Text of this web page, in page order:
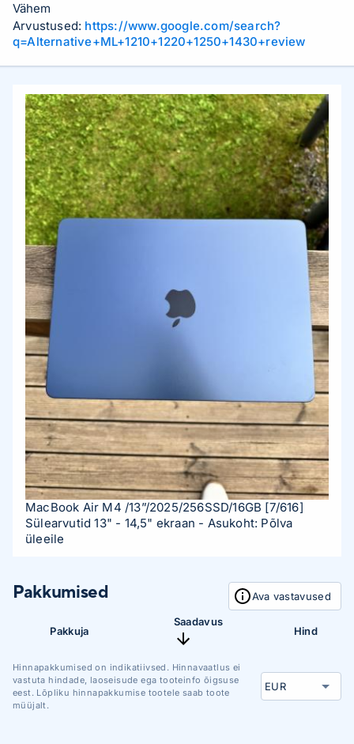
Vähem
Arvustused: https://www.google.com/search?
q=Alternative+ML+1210+1220+1250+1430+review
MacBook Air M4 /13”/2025/256SSD/16GB [7/616]
Sülearvutid 13" - 14,5" ekraan - Asukoht: Põlva
üleeile
Pakkumised Ava vastavused
Pakkuja
Saadavus
Hind
Hinnapakkumised on indikatiivsed. Hinnavaatlus ei
vastuta hindade, laoseisude ega tooteinfo õigsuse
eest. Lõpliku hinnapakkumise tootele saab toote
müüjalt.